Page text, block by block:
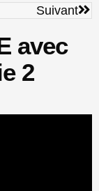
Suivant
avec
2